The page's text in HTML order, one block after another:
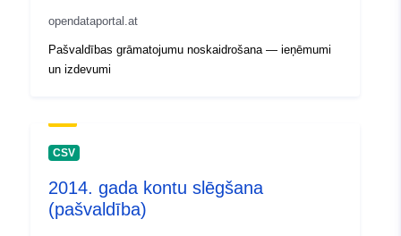
opendataportal.at
Pašvaldības grāmatojumu noskaidrošana — ieņēmumi
un izdevumi
CSV
2014. gada kontu slēgšana
(pašvaldība)